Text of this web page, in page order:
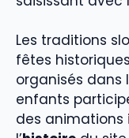
Les traditions
fêtes
organisés dans
enfants
des animations